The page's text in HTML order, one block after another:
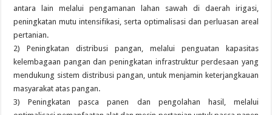
antara lain melalui pengamanan lahan sawah di daerah irigasi,
peningkatan mutu intensifikasi, serta optimalisasi dan perluasan areal
pertanian.
2) Peningkatan distribusi pangan, melalui penguatan kapasitas
kelembagaan pangan dan peningkatan infrastruktur perdesaan yang
mendukung sistem distribusi pangan, untuk menjamin keterjangkauan
masyarakat atas pangan.
3) Peningkatan pasca panen dan pengolahan hasil, melalui